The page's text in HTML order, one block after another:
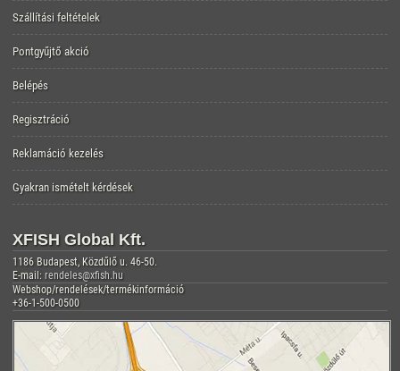
Szállítási feltételek
Pontgyűjtő akció
Belépés
Regisztráció
Reklamáció kezelés
Gyakran ismételt kérdések
XFISH Global Kft.
1186 Budapest, Közdűlő u. 46-50.
E-mail: rendeles@xfish.hu
Webshop/rendelések/termékinformáció
+36-1-500-0500